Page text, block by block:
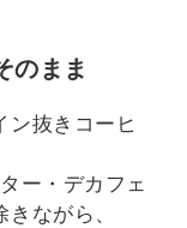
のまま
ン抜きコーヒ
ー・デカフェ
ながら、